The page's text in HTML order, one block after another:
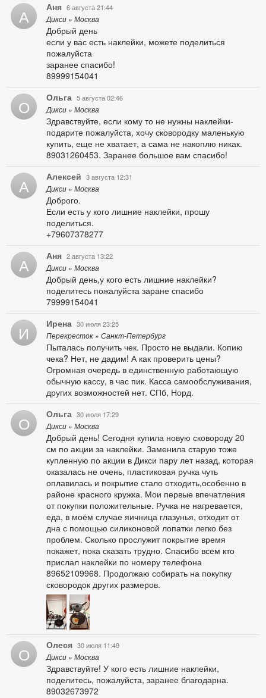
А Аня 6 августа 21:44
Дикси » Москва
Добрый день
если у вас есть наклейки, можете поделиться
пожалуйста
заранее спасибо!
89999154041
О Ольга 5 августа 02:46
Дикси » Москва
Здравствуйте, если кому то не нужны наклейки-
подарите пожалуйста, хочу сковородку маленькую
купить, еще не хватает, а сама не накоплю никак.
89031260453. Заранее большое вам спасибо!
А Алексей 3 августа 12:31
Дикси » Москва
Доброго.
Если есть у кого лишние наклейки, прошу
поделиться.
+79607378277
А Аня 2 августа 13:22
Дикси » Москва
Добрый день,у кого есть лишние наклейки?
поделитесь пожалуйста заране спасибо
79999154041
И Ирена 30 июля 23:25
Перекресток » Санкт-Петербург
Пыталась получить чек. Просто не выдали. Копию
чека? Нет, не дадим! А как проверить цены?
Огромная очередь в единственную работающую
обычную кассу, в час пик. Касса самообслуживания,
других возможностей нет. СПб, Норд.
О Ольга 30 июля 17:29
Дикси » Москва
Добрый день! Сегодня купила новую сковороду 20
см по акции за наклейки. Заменила старую тоже
купленную по акции в Дикси пару лет назад, которая
оказалась не очень, пластиковая ручка чуть
оплавилась и покрытие стало отходить,особенно в
районе красного кружка. Мои первые впечатления
от покупки положительные. Ручка не нагревается,
еда, в моём случае яичница глазунья, отходит от
дна с помощью силиконовой лопатки легко без
проблем. Сколько прослужит покрытие время
покажет, пока сказать трудно. Спасибо всем кто
прислал наклейки по номеру телефона
89652109968. Продолжаю собирать на покупку
сковородок других размеров.
О Олеся 30 июля 11:49
Дикси » Москва
Здравствуйте! У кого есть лишние наклейки,
поделитесь, пожалуйста, заранее благодарна.
89032673972